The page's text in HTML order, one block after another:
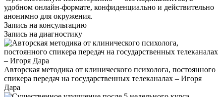
удобном онлайн-формате, конфиденциально и действительно
анонимно для окружения.
Запись на консультацию
Запись на диагностику
Авторская методика от клинического психолога, постоянного
спикера передач на государственных телеканалах – Игоря
Дара